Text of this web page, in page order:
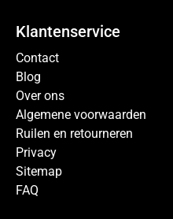
Klantenservice
Contact
Blog
Over ons
Algemene voorwaarden
Ruilen en retourneren
Privacy
Sitemap
FAQ